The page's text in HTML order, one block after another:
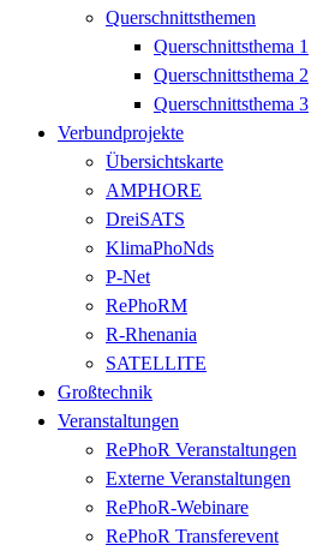
Querschnittsthemen
Querschnittsthema 1
Querschnittsthema 2
Querschnittsthema 3
Verbundprojekte
Übersichtskarte
AMPHORE
DreiSATS
KlimaPhoNds
P-Net
RePhoRM
R-Rhenania
SATELLITE
Großtechnik
Veranstaltungen
RePhoR Veranstaltungen
Externe Veranstaltungen
RePhoR-Webinare
RePhoR Transferevent